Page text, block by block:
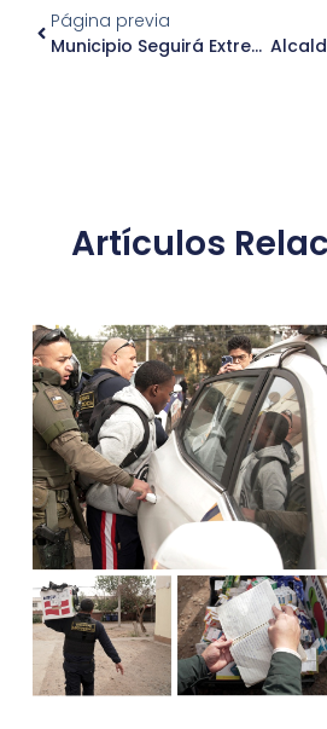
Página previa
Municipio Seguirá Extremando Medidas, Pese Al Anuncio Del Gobierno Del Fin De La Cuarentena Total En La Comuna
Artículos